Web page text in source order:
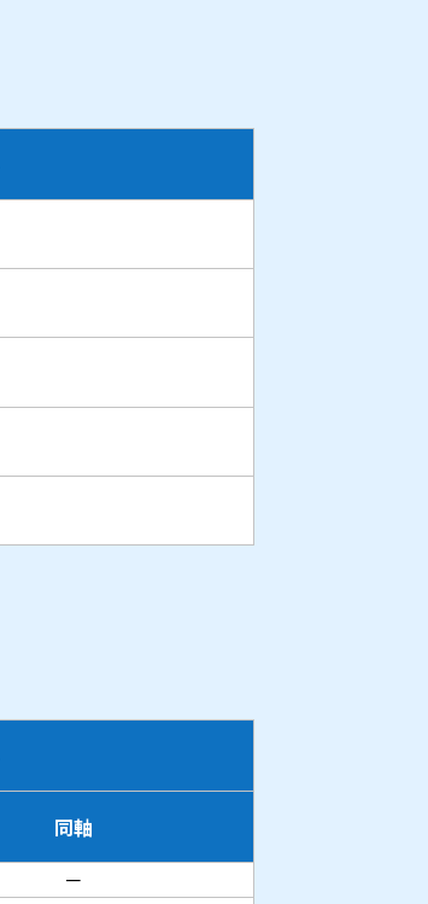
同軸
－